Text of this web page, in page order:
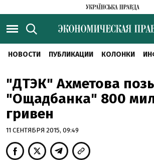
НОВОСТИ ПУБЛИКАЦИИ КОЛОНКИ
"ДТЭК" Ахметова
"Ощадбанка" 800
гривен
11 СЕНТЯБРЯ 2015, 09:49